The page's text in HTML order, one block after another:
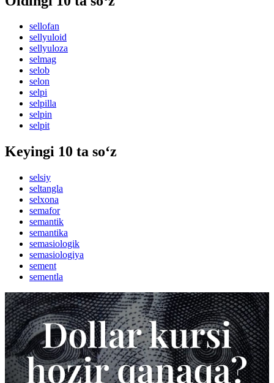
sellofan
sellyuloid
sellyuloza
selmag
selob
selon
selpi
selpilla
selpin
selpit
Keyingi 10 ta so‘z
selsiy
seltangla
selxona
semafor
semantik
semantika
semasiologik
semasiologiya
sement
sementla